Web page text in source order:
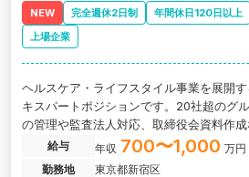
NEW 完全週休2日制 年間休日120日以上
上場企業
ヘルスケア・ライフスタイル事業を展開
キスパートポジションです。20社超のグ
の管理や監査法人対応、取締役会資料作成
給与 年収 700〜1,000 万円
勤務地
東京都新宿区